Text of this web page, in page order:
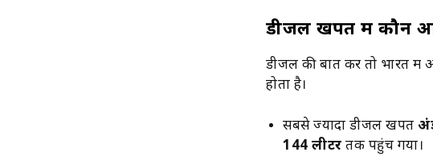
डीजल खपत में कौन
डीजल की बात करें तो भारत में
होता है।
सबसे ज्यादा डीजल खपत
144 लीटर तक पहुंच गया।